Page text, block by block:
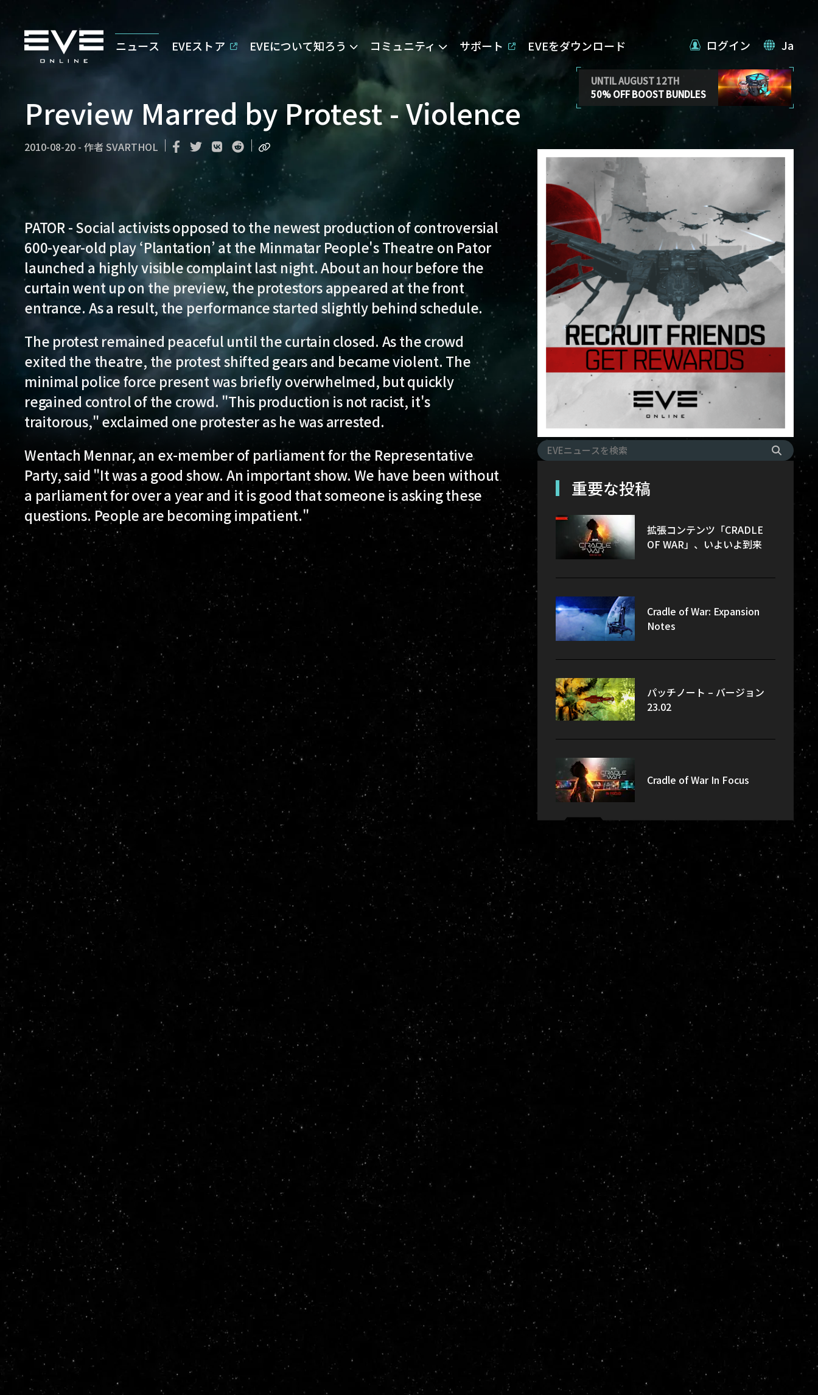
ニュース EVEストア EVEについて知ろう コミュニティ サポート EVEをダウンロード
UNTIL AUGUST 12TH
50% OFF BOOST BUNDLES
ログイン Ja
Preview Marred by Protest - Violence
2010-08-20 - 作者 SVARTHOL
PATOR - Social activists opposed to the newest production of controversial
600-year-old play ‘Plantation’ at the Minmatar People's Theatre on Pator
launched a highly visible complaint last night. About an hour before the
curtain went up on the preview, the protestors appeared at the front
entrance. As a result, the performance started slightly behind schedule.
The protest remained peaceful until the curtain closed. As the crowd
exited the theatre, the protest shifted gears and became violent. The
minimal police force present was briefly overwhelmed, but quickly
regained control of the crowd. "This production is not racist, it's
traitorous," exclaimed one protester as he was arrested.
Wentach Mennar, an ex-member of parliament for the Representative
Party, said "It was a good show. An important show. We have been without
a parliament for over a year and it is good that someone is asking these
questions. People are becoming impatient."
重要な投稿
拡張コンテンツ「CRADLE
OF WAR」、いよいよ到来
Cradle of War: Expansion
Notes
パッチノート – バージョン
23.02
Cradle of War In Focus